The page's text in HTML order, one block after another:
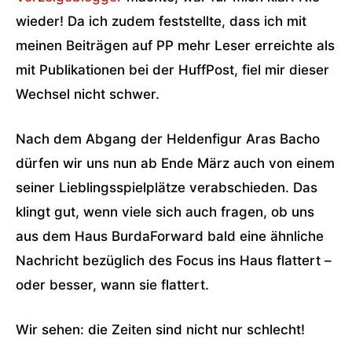
wieder! Da ich zudem feststellte, dass ich mit
meinen Beiträgen auf PP mehr Leser erreichte als
mit Publikationen bei der HuffPost, fiel mir dieser
Wechsel nicht schwer.
Nach dem Abgang der Heldenfigur Aras Bacho
dürfen wir uns nun ab Ende März auch von einem
seiner Lieblingsspielplätze verabschieden. Das
klingt gut, wenn viele sich auch fragen, ob uns
aus dem Haus BurdaForward bald eine ähnliche
Nachricht bezüglich des Focus ins Haus flattert –
oder besser, wann sie flattert.
Wir sehen: die Zeiten sind nicht nur schlecht!